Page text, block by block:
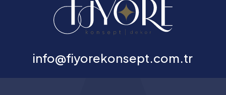
info@fiyorekonsept.com.tr